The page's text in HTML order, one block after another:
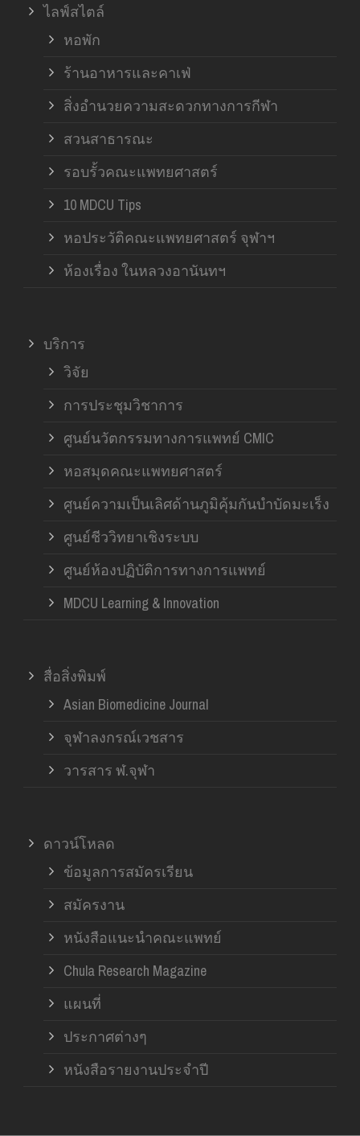
ไลฟ์สไตล์
หอพัก
ร้านอาหารและคาเฟ่
สิ่งอำนวยความสะดวกทางการกีฬา
สวนสาธารณะ
รอบรั้วคณะแพทยศาสตร์
10 MDCU Tips
หอประวัติคณะแพทยศาสตร์ จุฬาฯ
ห้องเรื่อง ในหลวงอานันทฯ
บริการ
วิจัย
การประชุมวิชาการ
ศูนย์นวัตกรรมทางการแพทย์ CMIC
หอสมุดคณะแพทยศาสตร์
ศูนย์ความเป็นเลิศด้านภูมิคุ้มกันบำบัดมะเร็ง
ศูนย์ชีววิทยาเชิงระบบ
ศูนย์ห้องปฏิบัติการทางการแพทย์
MDCU Learning & Innovation
สื่อสิ่งพิมพ์
Asian Biomedicine Journal
จุฬาลงกรณ์เวชสาร
วารสาร ฬ.จุฬา
ดาวน์โหลด
ข้อมูลการสมัครเรียน
สมัครงาน
หนังสือแนะนำคณะแพทย์
Chula Research Magazine
แผนที่
ประกาศต่างๆ
หนังสือรายงานประจำปี